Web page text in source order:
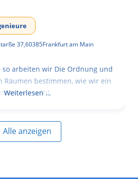
37,60385Frankfurt am Main
so arbeiten wir Die Ordnung und
Räumen bestimmen, wie wir ein
wie wohl
Weiterlesen …
Alle anzeigen